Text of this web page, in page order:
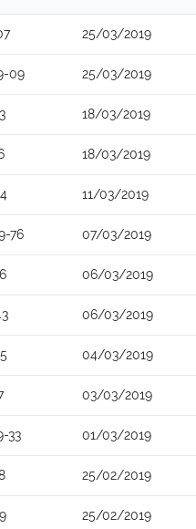
25/03/2019
09 25/03/2019
18/03/2019
18/03/2019
11/03/2019
76 07/03/2019
06/03/2019
06/03/2019
04/03/2019
03/03/2019
33 01/03/2019
25/02/2019
25/02/2019